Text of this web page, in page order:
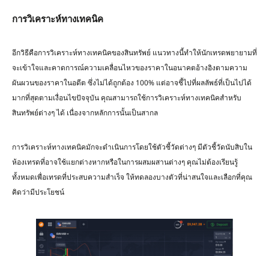
การวิเคราะห์ทางเทคนิค
อีกวิธีคือการวิเคราะห์ทางเทคนิคของสินทรัพย์ แนวทางนี้ทำให้นักเทรดพยายามที่
จะเข้าใจและคาดการณ์ความเคลื่อนไหวของราคาในอนาคตอ้างอิงตามความ
ผันผวนของราคาในอดีต ซึ่งไม่ได้ถูกต้อง 100% แต่อาจชี้ไปที่ผลลัพธ์ที่เป็นไปได้
มากที่สุดตามเงื่อนไขปัจจุบัน คุณสามารถใช้การวิเคราะห์ทางเทคนิคสำหรับ
สินทรัพย์ต่างๆ ได้ เนื่องจากหลักการนั้นเป็นสากล
การวิเคราะห์ทางเทคนิคมักจะดำเนินการโดยใช้ตัวชี้วัดต่างๆ มีตัวชี้วัดนับสิบใน
ห้องเทรดที่อาจใช้แยกต่างหากหรือในการผสมผสานต่างๆ คุณไม่ต้องเรียนรู้
ทั้งหมดเพื่อเทรดที่ประสบความสำเร็จ ให้ทดลองบางตัวที่น่าสนใจและเลือกที่คุณ
คิดว่ามีประโยชน์